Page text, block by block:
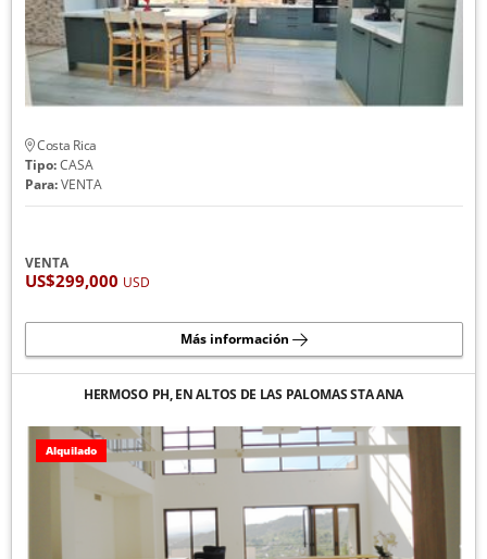
Costa Rica
Tipo:CASA
Para:VENTA
VENTA
US$299,000 USD
Más información
HERMOSO PH, EN ALTOS DE LAS PALOMAS STA ANA
Alquilado